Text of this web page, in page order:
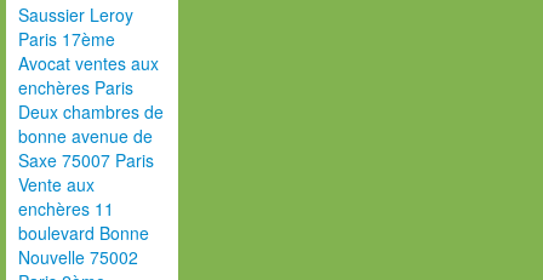
Saussier Leroy
Paris 17ème
Avocat ventes aux
enchères Paris
Deux chambres de
bonne avenue de
Saxe 75007 Paris
Vente aux
enchères 11
boulevard Bonne
Nouvelle 75002